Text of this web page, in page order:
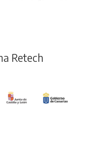
Retech